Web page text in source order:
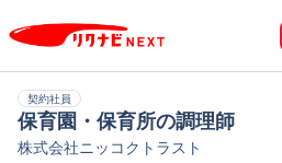
契約社員
保育園・保育所の調理師
株式会社ニッコクトラスト